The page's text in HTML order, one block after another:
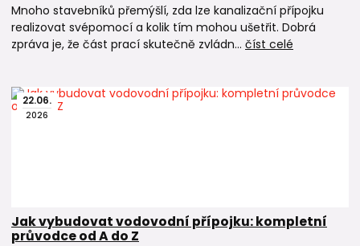
Mnoho stavebníků přemýšlí, zda lze kanalizační přípojku
realizovat svépomocí a kolik tím mohou ušetřit. Dobrá
zpráva je, že část prací skutečně zvládn... číst celé
22.06.
2026
Jak vybudovat vodovodní přípojku: kompletní
průvodce od A do Z